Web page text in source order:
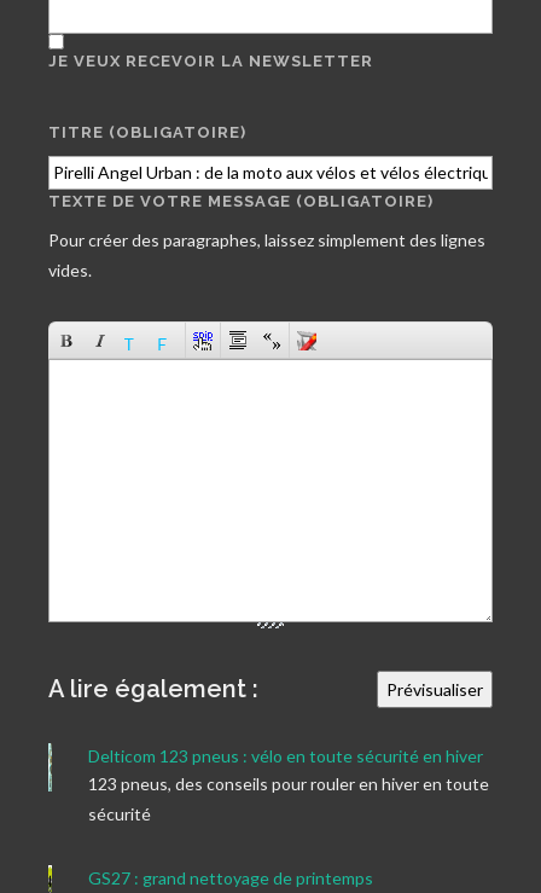
JE VEUX RECEVOIR LA NEWSLETTER
TITRE (OBLIGATOIRE)
TEXTE DE VOTRE MESSAGE (OBLIGATOIRE)
Pour créer des paragraphes, laissez simplement des lignes
vides.
A lire également :
Delticom 123 pneus : vélo en toute sécurité en hiver
123 pneus, des conseils pour rouler en hiver en toute
sécurité
GS27 : grand nettoyage de printemps